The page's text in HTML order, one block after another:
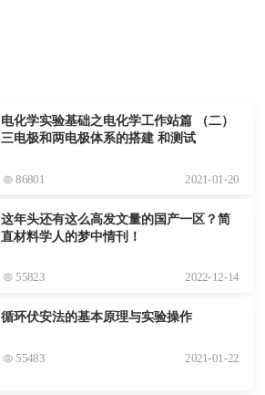
电化学实验基础之电化学工作站篇 （二）
三电极和两电极体系的搭建 和测试
86801 2021-01-20
这年头还有这么高发文量的国产一区？简
直材料学人的梦中情刊！
55823 2022-12-14
循环伏安法的基本原理与实验操作
55483 2021-01-22